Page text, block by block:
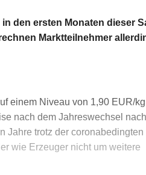
den ersten Monaten dieser
Marktteilnehmer
einem Niveau von 1,90 EUR/
nach dem Jahreswechsel
Jahre trotz der
wie Erzeuger nicht um weitere